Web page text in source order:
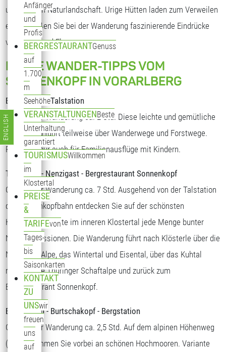
Anfänger
und
Profis
BERGRESTAURANTGenuss
auf
1.700
m
Seehöhe
VERANSTALTUNGENBeste
Unterhaltung
garantiert
TOURISMUSWillkommen
im
Klostertal
PREISE
&
TARIFEvon
Tages-
bis
Saisonkarten
KONTAKT
ZU
UNSwir
freuen
uns
auf
unberührten Naturlandschaft. Urige Hütten laden zum Verweilen
ein. Genießen Sie bei der Wanderung faszinierende Eindrücke
von Fauna und Flora.
EINIGE WANDER-TIPPS VOM
SONNENKOPF IN VORARLBERG
Bergstation - Talstation
Gehzeit der Wanderung ca. 2 Std. Diese leichte und gemütliche
Wanderung führt teilweise über Wanderwege und Forstwege.
Perfekte Tour auch für Familienausflüge mit Kindern.
Talstation - Nenzigast - Bergrestaurant Sonnenkopf
Gehzeit der Wanderung ca. 7 Std. Ausgehend von der Talstation
der Sonnenkopfbahn entdecken Sie auf der schönsten
Höhenwanderroute im inneren Klostertal jede Menge bunter
Naturimpressionen. Die Wanderung führt nach Klösterle über die
Nenzigast-Alpe, das Wintertal und Eisental, über das Kuhtal
rund um die Thüringer Schaftalpe und zurück zum
Bergrestaurant Sonnenkopf.
Bergstation - Burtschakopf - Bergstation
Gehzeit der Wanderung ca. 2,5 Std. Auf dem alpinen Höhenweg
(Steig) kommen Sie vorbei an schönen Hochmooren. Variante
Sprache auswählen
ENGLISH